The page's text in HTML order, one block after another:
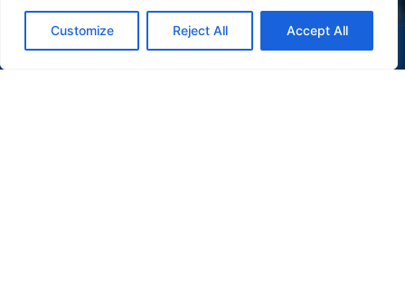
Customize Reject All Accept All
(47) 9 9977-7630